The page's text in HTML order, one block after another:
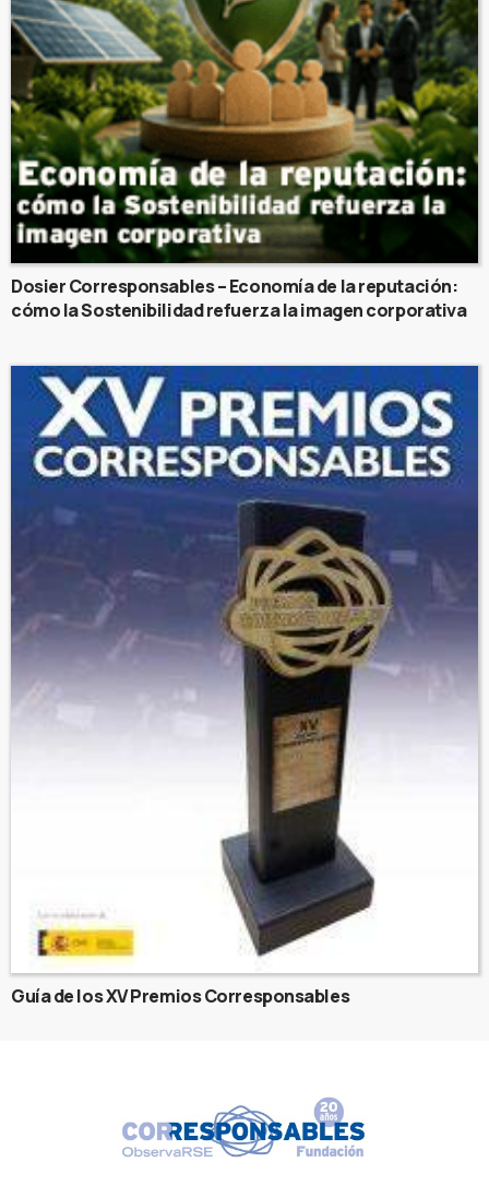
Dosier Corresponsables – Economía de la reputación:
cómo la Sostenibilidad refuerza la imagen corporativa
Guía de los XV Premios Corresponsables